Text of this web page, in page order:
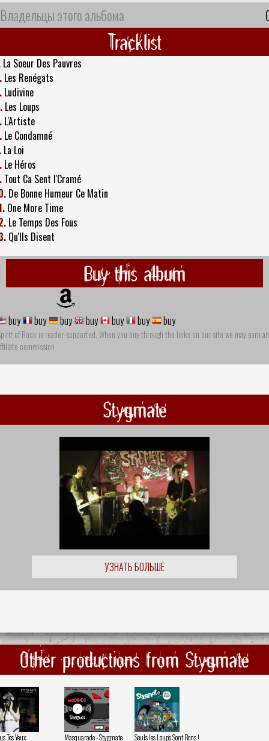
Владельцы этого альбома
Tracklist
La Soeur Des Pauvres
Les Renégats
Ludivine
Les Loups
L'Artiste
Le Condamné
La Loi
Le Héros
Tout Ca Sent l'Cramé
De Bonne Humeur Ce Matin
One More Time
Le Temps Des Fous
Qu'Ils Disent
Buy this album
buy buy buy buy buy buy buy
of Rock is reader-supported. When you buy through the links on our site we may earn an
commission
Stygmate
УЗНАТЬ БОЛЬШЕ
Other productions from Stygmate
Tes Yeux Masquarade - Stygmate Seuls les Loups Sont Bons !